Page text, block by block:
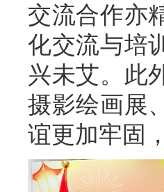
交流合作亦
化交流与培
兴未艾。此
摄影绘画展
谊更加牢固